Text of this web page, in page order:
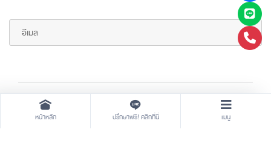
Copyright © 2026 All rights reserved ARR Gold Trading
หน้าหลัก ปรึกษาฟรี! คลิกที่นี่ เมนู